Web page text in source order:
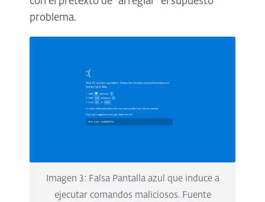
problema.
Imagen 3: Falsa Pantalla azul que induce a
ejecutar comandos maliciosos. Fuente